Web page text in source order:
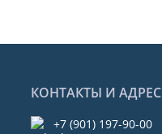
КОНТАКТЫ И АДРЕС
+7 (901) 197-90-00